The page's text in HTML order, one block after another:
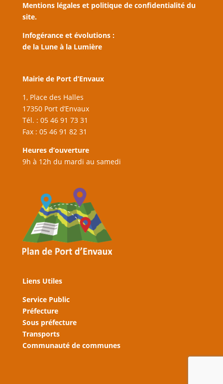
Mentions légales et politique de confidentialité du
site.
Infogérance et évolutions :
de la Lune à la Lumière
Mairie de Port d’Envaux
1, Place des Halles
17350 Port d’Envaux
Tél. : 05 46 91 73 31
Fax : 05 46 91 82 31
Heures d’ouverture
9h à 12h du mardi au samedi
Liens Utiles
Service Public
Préfecture
Sous préfecture
Transports
Communauté de communes